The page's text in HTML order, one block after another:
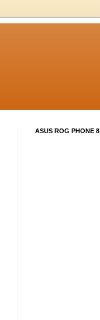
ASUS ROG PHONE 8